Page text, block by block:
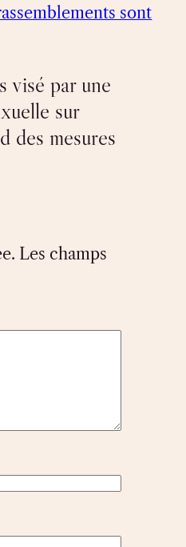
sont
visé par une
sur
des mesures
Les champs